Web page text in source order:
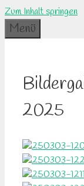
Zum Inhalt springen
Menü
2025